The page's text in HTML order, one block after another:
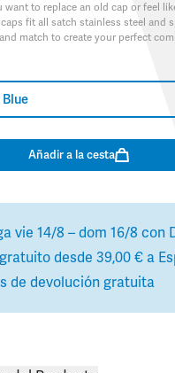
want to replace an old cap or feel
fit all satch stainless steel and
match to create your perfect
Añadir a la cesta
vie 14/8 – dom 16/8 con
desde 39,00 € a
de devolución gratuita